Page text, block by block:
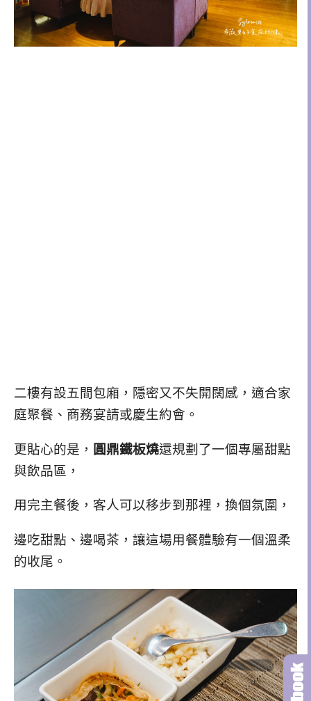
二樓有設五間包廂，隱密又不失開闊感，適合家
庭聚餐、商務宴請或慶生約會。
更貼心的是， 圓鼎鐵板燒還規劃了一個專屬甜點
與飲品區，
用完主餐後，客人可以移步到那裡，換個氛圍，
邊吃甜點、邊喝茶，讓這場用餐體驗有一個溫柔
的收尾。